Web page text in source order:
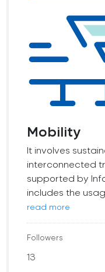
Mobility
It involves
interconnected
supported by
includes the
read more
Followers
13